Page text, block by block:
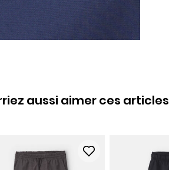
aussi aimer ces articles